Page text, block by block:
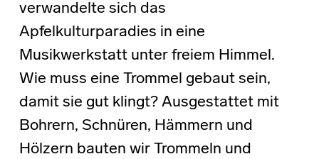
verwandelte sich das
Apfelkulturparadies in eine
Musikwerkstatt unter freiem Himmel.
Wie muss eine Trommel gebaut sein,
damit sie gut klingt? Ausgestattet mit
Bohrern, Schnüren, Hämmern und
Hölzern bauten wir Trommeln und